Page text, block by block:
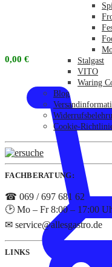
0,00 €
Stalgast
VITO
Waring
Blog
Cookie-
FACHBERATUNG:
☎ 069 / 697 681 62
🕑 Mo – Fr 8:00 – 17:00
✉ service@allesgastro.de
LINKS